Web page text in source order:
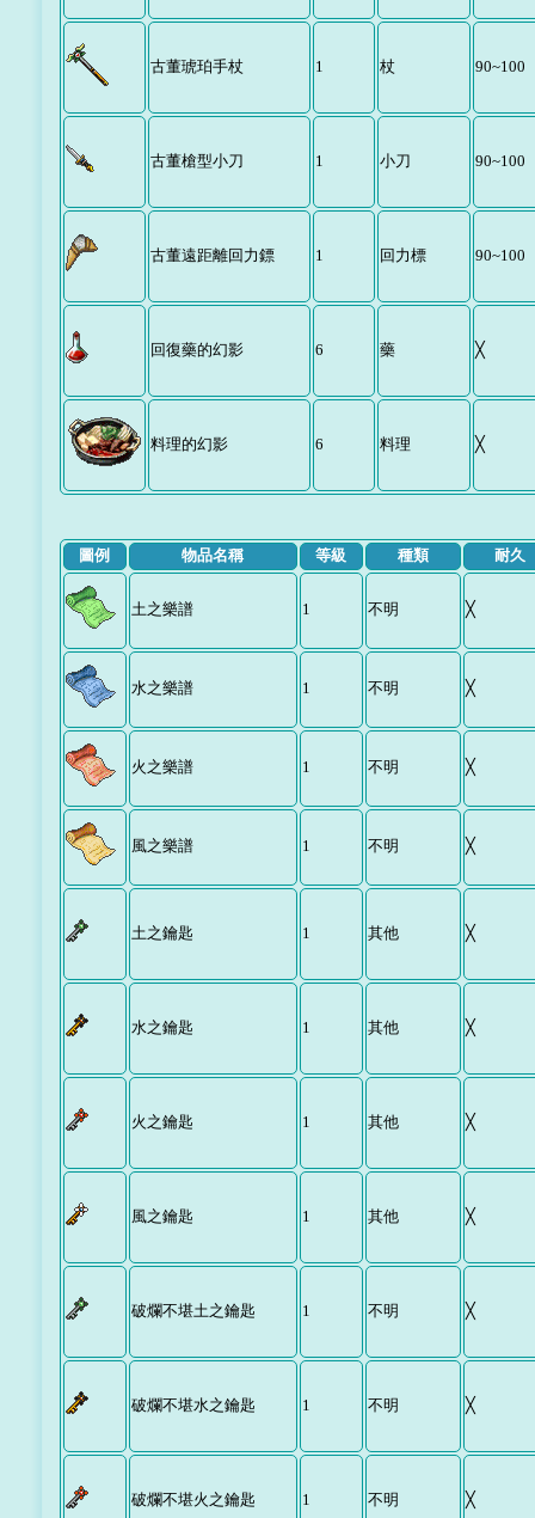
古董琥珀手杖 1 杖 90~100
古董槍型小刀 1 小刀 90~100
古董遠距離回力鏢 1 回力標 90~100
回復藥的幻影 6 藥 ╳
料理的幻影 6 料理 ╳
圖例 物品名稱 等級 種類 耐久
土之樂譜 1 不明 ╳
水之樂譜 1 不明 ╳
火之樂譜 1 不明 ╳
風之樂譜 1 不明 ╳
土之鑰匙 1 其他 ╳
水之鑰匙 1 其他 ╳
火之鑰匙 1 其他 ╳
風之鑰匙 1 其他 ╳
破爛不堪土之鑰匙 1 不明 ╳
破爛不堪水之鑰匙 1 不明 ╳
破爛不堪火之鑰匙 1 不明 ╳